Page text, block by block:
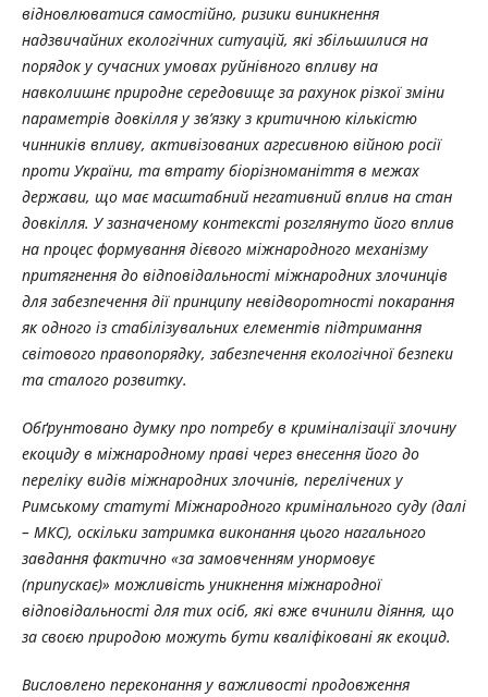
відновлюватися самостійно, ризики виникнення
надзвичайних екологічних ситуацій, які збільшилися на
порядок у сучасних умовах руйнівного впливу на
навколишнє природне середовище за рахунок різкої зміни
параметрів довкілля у зв’язку з критичною кількістю
чинників впливу, активізованих агресивною війною росії
проти України, та втрату біорізноманіття в межах
держави, що має масштабний негативний вплив на стан
довкілля. У зазначеному контексті розглянуто його вплив
на процес формування дієвого міжнародного механізму
притягнення до відповідальності міжнародних злочинців
для забезпечення дії принципу невідворотності покарання
як одного із стабілізувальних елементів підтримання
світового правопорядку, забезпечення екологічної безпеки
та сталого розвитку.
Обґрунтовано думку про потребу в криміналізації злочину
екоциду в міжнародному праві через внесення його до
переліку видів міжнародних злочинів, перелічених у
Римському статуті Міжнародного кримінального суду (далі
– МКС), оскільки затримка виконання цього нагального
завдання фактично «за замовченням унормовує
(припускає)» можливість уникнення міжнародної
відповідальності для тих осіб, які вже вчинили діяння, що
за своєю природою можуть бути кваліфіковані як екоцид.
Висловлено переконання у важливості продовження